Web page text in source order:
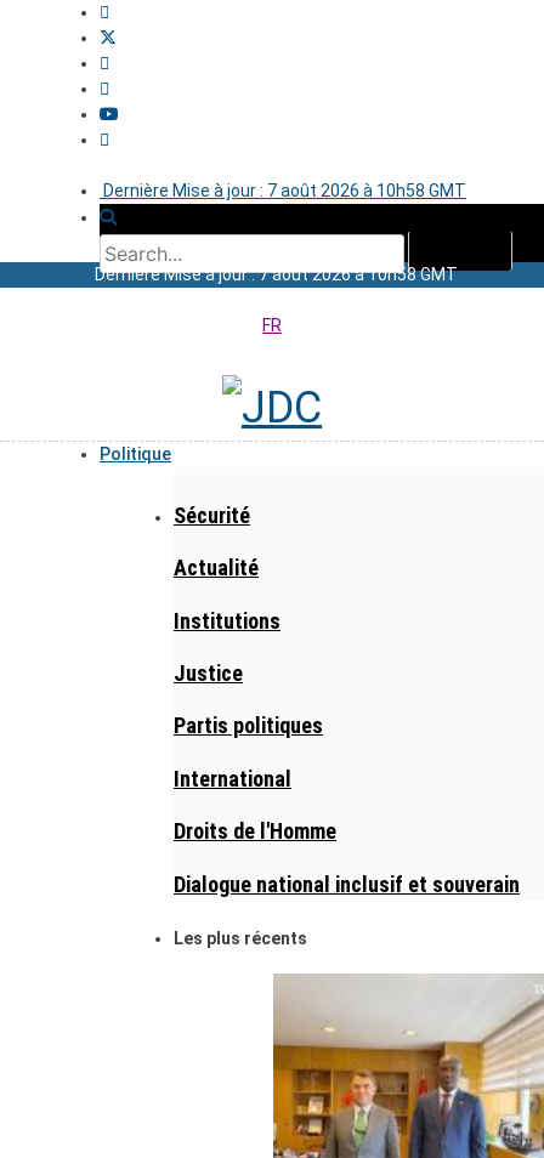
Dernière Mise à jour : 7 août 2026 à 10h58 GMT
Dernière Mise à jour : 7 août 2026 à 10h58 GMT
FR
Politique
Sécurité
Actualité
Institutions
Justice
Partis politiques
International
Droits de l'Homme
Dialogue national inclusif et souverain
Les plus récents